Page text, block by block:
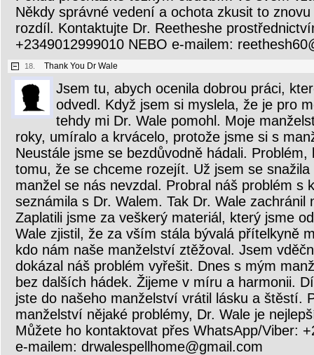
Někdy správné vedení a ochota zkusit to
rozdíl. Kontaktujte Dr. Reetheshe
+2349012999010 NEBO e-mailem:
18. Thank You Dr Wale
Jsem tu, abych ocenila dobrou práci,
odvedl. Když jsem si myslela, že je pro
tehdy mi Dr. Wale pomohl. Moje
roky, umíralo a krvácelo, protože jsme si s
Neustále jsme se bezdůvodně hádali.
tomu, že se chceme rozejít. Už jsem se
manžel se nás nevzdal. Probral náš problém s
seznámila s Dr. Walem. Tak Dr. Wale zachránil
Zaplatili jsme za veškerý materiál, který jsme
Wale zjistil, že za vším stála bývalá přítelkyně
kdo nám naše manželství ztěžoval. Jsem
dokázal náš problém vyřešit. Dnes s mým
bez dalších hádek. Žijeme v míru a harmonii.
jste do našeho manželství vrátil lásku a štěstí.
manželství nějaké problémy, Dr. Wale je
Můžete ho kontaktovat přes WhatsApp/Viber:
e-mailem: drwalespellhome@gmail.com